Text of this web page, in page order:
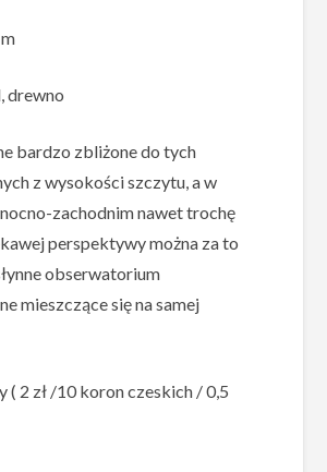
drewno
bardzo zbliżone do tych
z wysokości szczytu, a w
zachodnim nawet trochę
perspektywy można za to
obserwatorium
mieszczące się na samej
( 2 zł /10 koron czeskich / 0,5